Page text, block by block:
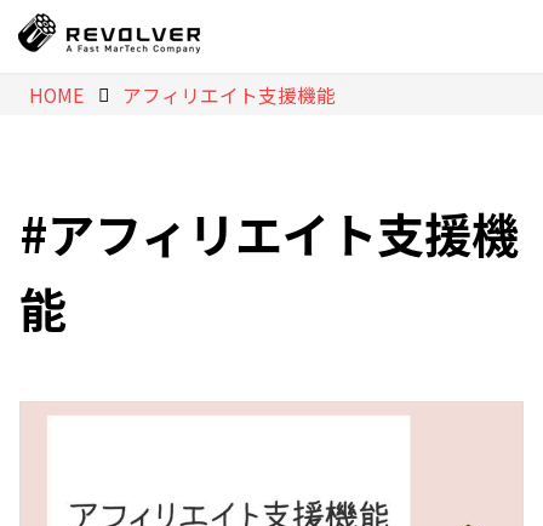
HOME アフィリエイト支援機能
アフィリエイト支援機
能